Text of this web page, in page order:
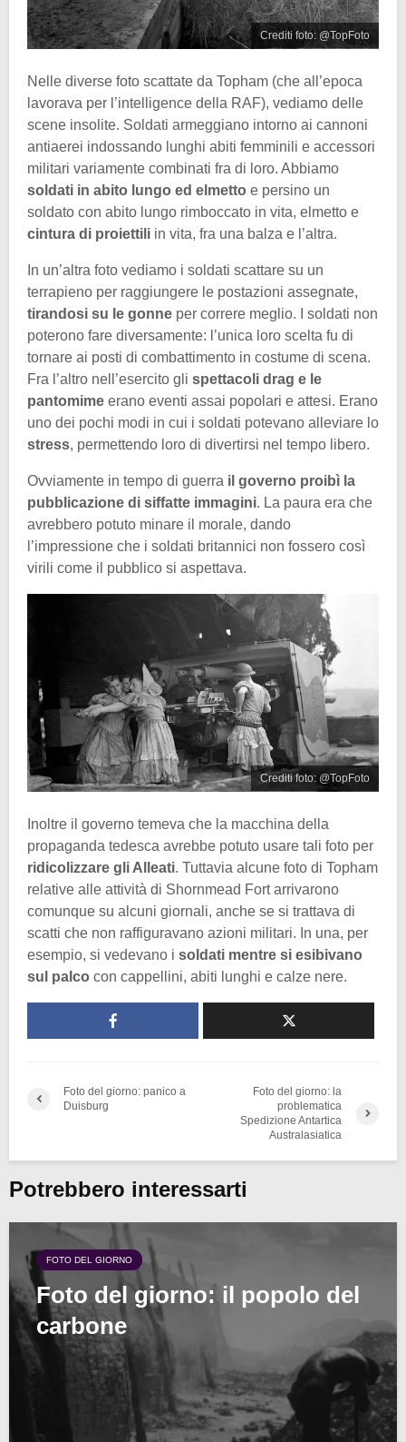
Crediti foto: @TopFoto
Nelle diverse foto scattate da Topham (che all’epoca
lavorava per l’intelligence della RAF), vediamo delle
scene insolite. Soldati armeggiano intorno ai cannoni
antiaerei indossando lunghi abiti femminili e accessori
militari variamente combinati fra di loro. Abbiamo
soldati in abito lungo ed elmetto e persino un
soldato con abito lungo rimboccato in vita, elmetto e
cintura di proiettili in vita, fra una balza e l’altra.
In un’altra foto vediamo i soldati scattare su un
terrapieno per raggiungere le postazioni assegnate,
tirandosi su le gonne per correre meglio. I soldati non
poterono fare diversamente: l’unica loro scelta fu di
tornare ai posti di combattimento in costume di scena.
Fra l’altro nell’esercito gli spettacoli drag e le
pantomime erano eventi assai popolari e attesi. Erano
uno dei pochi modi in cui i soldati potevano alleviare lo
stress, permettendo loro di divertirsi nel tempo libero.
Ovviamente in tempo di guerra il governo proibì la
pubblicazione di siffatte immagini. La paura era che
avrebbero potuto minare il morale, dando
l’impressione che i soldati britannici non fossero così
virili come il pubblico si aspettava.
Crediti foto: @TopFoto
Inoltre il governo temeva che la macchina della
propaganda tedesca avrebbe potuto usare tali foto per
ridicolizzare gli Alleati. Tuttavia alcune foto di Topham
relative alle attività di Shornmead Fort arrivarono
comunque su alcuni giornali, anche se si trattava di
scatti che non raffiguravano azioni militari. In una, per
esempio, si vedevano i soldati mentre si esibivano
sul palco con cappellini, abiti lunghi e calze nere.
Foto del giorno: panico a
Duisburg
Foto del giorno: la
problematica
Spedizione Antartica
Australasiatica
Potrebbero interessarti
FOTO DEL GIORNO
Foto del giorno: il popolo del
carbone